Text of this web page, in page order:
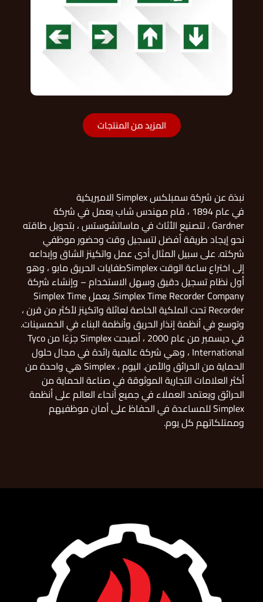
المزيد من المنتجات
نبذة عن شركة سمبلكس Simplex الاميريكية
في عام 1894 ، قام مهندس شاب يعمل في شركة
Gardner ، لتصنيع الأثاث في ماساتشوستس ، بتحويل طاقته
نحو إيجاد طريقة أفضل لتسجيل وقت وحضور موظفي
شركته. على سبيل المثال أدى عمل واتكينز الشاق وإبداعه
إلى اختراع ساعة الوقت Simplexطفايات الحريق مابو ، وهو
أول نظام تسجيل دقيق وسهل الاستخدام – وإنشاء شركة
Simplex Time Recorder Company. يعمل Simplex Time
Recorder تحت الملكية الخاصة لعائلة واتكينز لأكثر من قرن ،
وتوسع في أنظمة إنذار الحريق وأنظمة البناء في الخمسينات.
في ديسمبر من عام 2000 ، أصبحت Simplex جزءًا من Tyco
International ، وهي شركة عالمية رائدة في مجال حلول
الحماية من الحرائق والأمن. اليوم ، Simplex هي واحدة من
أكثر العلامات التجارية الموثوقة في صناعة الحماية من
الحرائق ويعتمد العملاء في جميع أنحاء العالم على أنظمة
Simplex للمساعدة في الحفاظ على أمان موظفيهم
وممتلكاتهم كل يوم.